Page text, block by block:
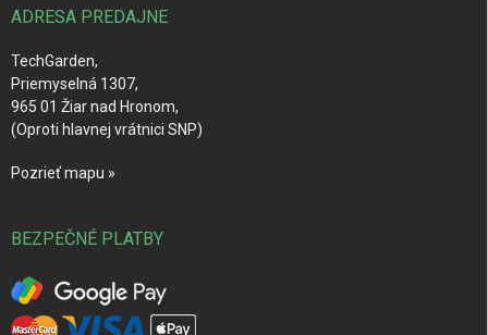
ADRESA PREDAJNE
TechGarden,
Priemyselná 1307,
965 01 Žiar nad Hronom,
(Oproti hlavnej vrátnici SNP)
Pozrieť mapu »
BEZPEČNÉ PLATBY